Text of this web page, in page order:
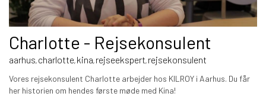
Charlotte - Rejsekonsulent
aarhus, charlotte, kina, rejseekspert, rejsekonsulent
Vores rejsekonsulent Charlotte arbejder hos KILROY i Aarhus. Du får
her historien om hendes første møde med Kina!